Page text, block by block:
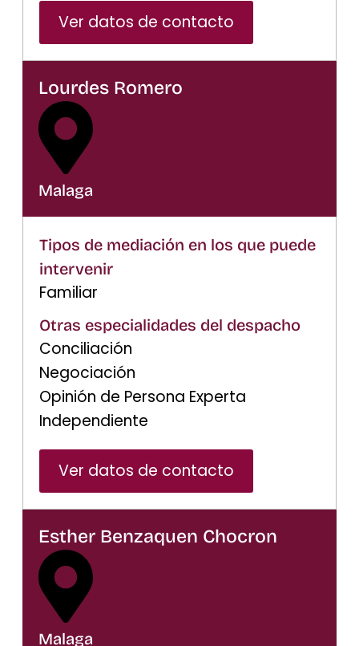
Ver datos de contacto
Lourdes Romero
Malaga
Tipos de mediación en los que puede
intervenir
Familiar
Otras especialidades del despacho
Conciliación
Negociación
Opinión de Persona Experta
Independiente
Ver datos de contacto
Esther Benzaquen Chocron
Malaga